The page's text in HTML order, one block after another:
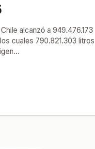
alcanzó a 949.476.173
cuales 790.821.303 litros